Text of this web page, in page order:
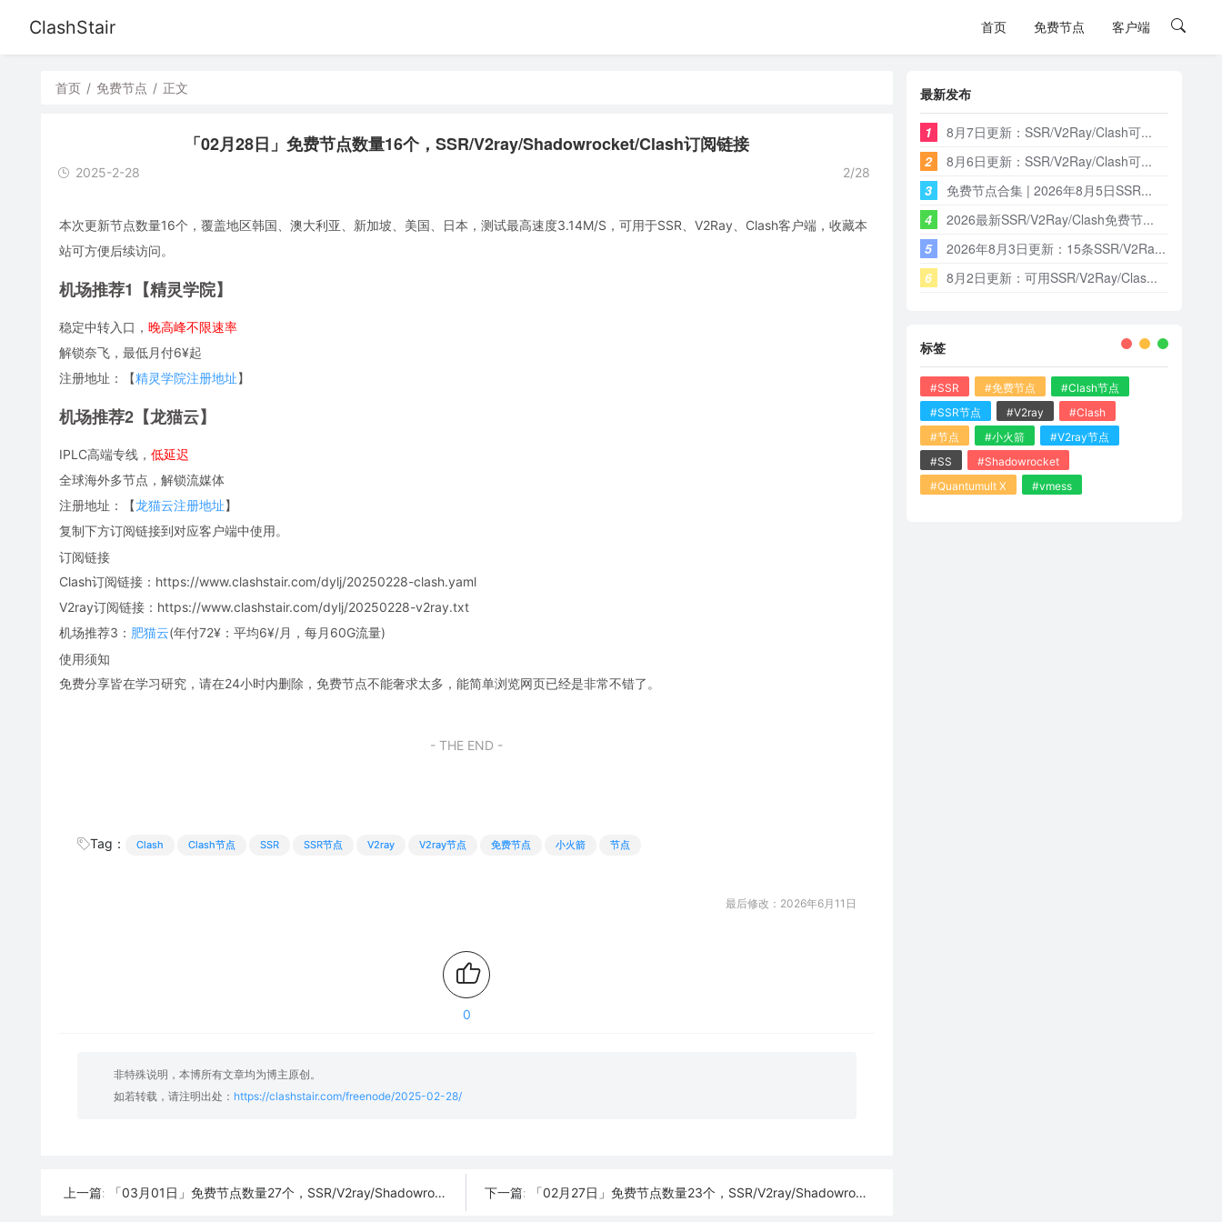
ClashStair 首页 免费节点 客户端
首页 / 免费节点 / 正文
「02月28日」免费节点数量16个，SSR/V2ray/Shadowrocket/Clash订阅链接
2025-2-28 2/28
本次更新节点数量16个，覆盖地区韩国、澳大利亚、新加坡、美国、日本，测试最高速度3.14M/S，可用于SSR、V2Ray、Clash客户端，收藏本
站可方便后续访问。
机场推荐1【精灵学院】
稳定中转入口， 晚高峰不限速率
解锁奈飞，最低月付6¥起
注册地址：【精灵学院注册地址】
机场推荐2【龙猫云】
IPLC高端专线， 低延迟
全球海外多节点，解锁流媒体
注册地址：【龙猫云注册地址】
复制下方订阅链接到对应客户端中使用。
订阅链接
Clash订阅链接：https://www.clashstair.com/dylj/20250228-clash.yaml
V2ray订阅链接：https://www.clashstair.com/dylj/20250228-v2ray.txt
机场推荐3： 肥猫云(年付72¥：平均6¥/月，每月60G流量)
使用须知
免费分享皆在学习研究，请在24小时内删除，免费节点不能奢求太多，能简单浏览网页已经是非常不错了。
- THE END -
Tag： Clash Clash节点 SSR SSR节点 V2ray V2ray节点 免费节点 小火箭 节点
最后修改：2026年6月11日
0
非特殊说明，本博所有文章均为博主原创。
如若转载，请注明出处： https://clashstair.com/freenode/2025-02-28/
上一篇: 「03月01日」免费节点数量27个，SSR/V2ray/Shadowrocket/Clash订阅链接 下一篇: 「02月27日」免费节点数量23个，SSR/V2ray/Shadowrocket/Clash订阅链接
最新发布
1
8月7日更新：SSR/V2Ray/Clash可...
2
8月6日更新：SSR/V2Ray/Clash可...
3
免费节点合集 | 2026年8月5日SSR...
4
2026最新SSR/V2Ray/Clash免费节...
5
2026年8月3日更新：15条SSR/V2Ra...
6
8月2日更新：可用SSR/V2Ray/Clas...
标签
#SSR #免费节点
#Clash节点
#SSR节点
#V2ray
#Clash
#节点
#小火箭
#V2ray节点
#SS
#Shadowrocket
#Quantumult X
#vmess